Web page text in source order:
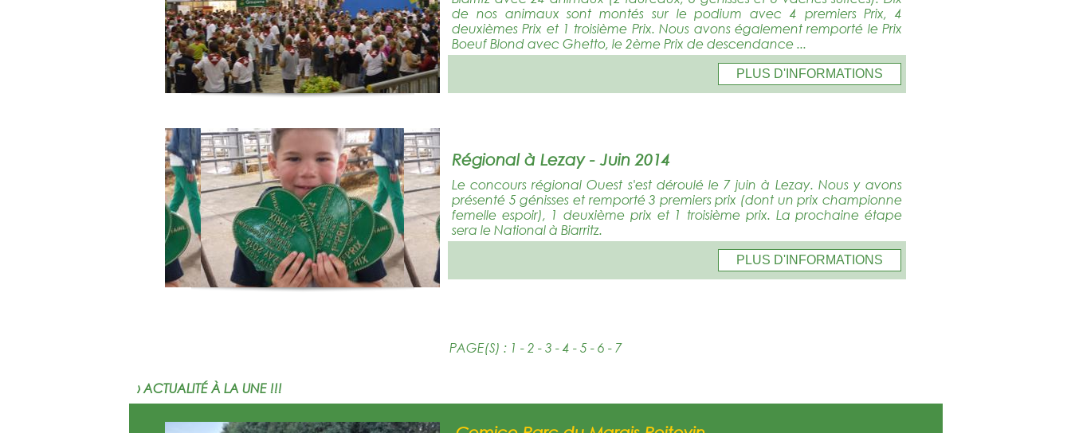
de nos animaux sont montés sur le podium avec 4 premiers Prix, 4
deuxièmes Prix et 1 troisième Prix. Nous avons également remporté le Prix
Boeuf Blond avec Ghetto, le 2ème Prix de descendance ...
PLUS D'INFORMATIONS
Régional à Lezay - Juin 2014
Le concours régional Ouest s'est déroulé le 7 juin à Lezay. Nous y avons
présenté 5 génisses et remporté 3 premiers prix (dont un prix championne
femelle espoir), 1 deuxième prix et 1 troisième prix. La prochaine étape
sera le National à Biarritz.
PLUS D'INFORMATIONS
PAGE(S) : 1 - 2 - 3 - 4 - 5- 6 - 7
› ACTUALITÉ À LA UNE !!!